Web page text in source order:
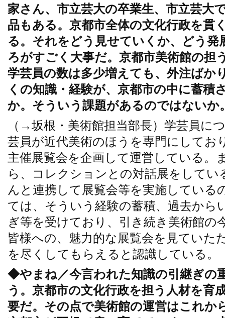
家さん、市立芸大の卒業生、市立芸大
品もある。京都市全体の文化行政を貫
る。それをどう見せていくか、どう
ろがすごく大事だ。京都市美術館の担
学芸員の数は多少増えても、外注ばか
くの知識・経験が、京都市の中に蓄積
か。そういう課題があるのではないか
（→坂根・美術館担当部長）学芸員に
芸員が近代美術のほうを専門にしてお
主催展覧会を企画して運営している。
ら、コレクションとの対話展をしてい
んと連携して展覧会等を実施している
ては、そういう経験の蓄積、過去から
ぎ等を受けており、引き続き美術館の
皆様への、魅力的な展覧会を見ていた
を尽くしてもらえると認識している。
◆やまね／今言われた知識の引継ぎの
う。京都市の文化行政を担う人材を育
要だ。その点で美術館の運営はこれか